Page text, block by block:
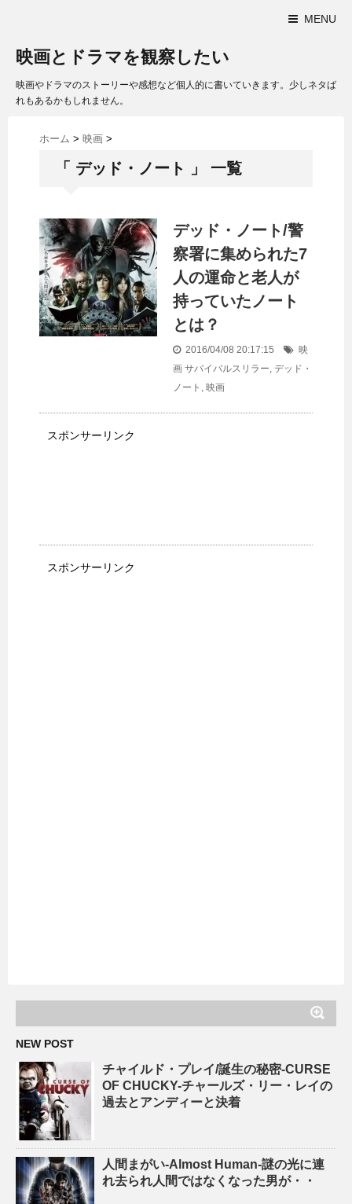
MENU
映画とドラマを観察したい
映画やドラマのストーリーや感想など個人的に書いていきます。少しネタば
れもあるかもしれません。
ホーム > 映画 >
「 デッド・ノート 」 一覧
デッド・ノート/警
察署に集められた7
人の運命と老人が
持っていたノート
とは？
2016/04/08 20:17:15
映
画 サバイバルスリラー, デッド・
ノート , 映画
スポンサーリンク
スポンサーリンク
NEW POST
チャイルド・プレイ/誕生の秘密-CURSE
OF CHUCKY-チャールズ・リー・レイの
過去とアンディーと決着
人間まがい-Almost Human-謎の光に連
れ去られ人間ではなくなった男が・・